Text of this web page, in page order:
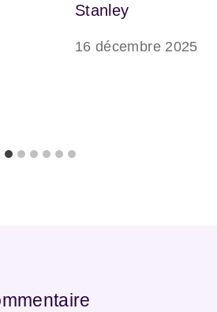
Stanley
16 décembre 2025